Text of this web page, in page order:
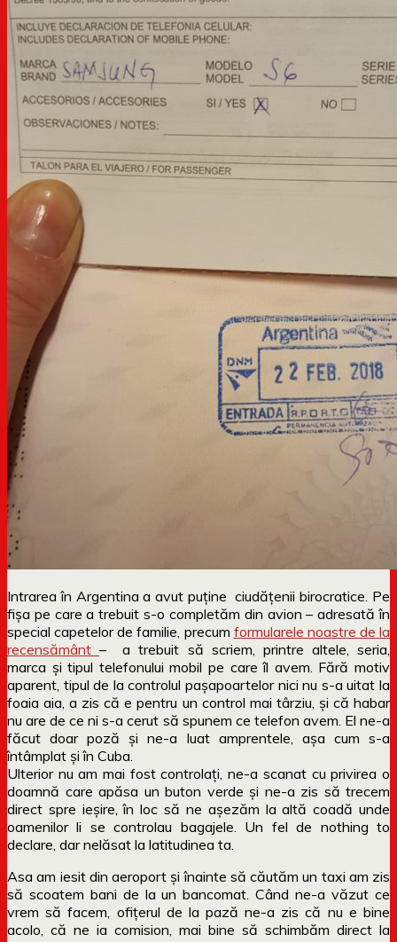
Intrarea în Argentina a avut puține ciudățenii birocratice. Pe
fișa pe care a trebuit s-o completăm din avion – adresată în
special capetelor de familie, precum formularele noastre de la
recensământ– a trebuit să scriem, printre altele, seria,
marca și tipul telefonului mobil pe care îl avem. Fără motiv
aparent, tipul de la controlul pașapoartelor nici nu s-a uitat la
foaia aia, a zis că e pentru un control mai târziu, și că habar
nu are de ce ni s-a cerut să spunem ce telefon avem. El ne-a
făcut doar poză și ne-a luat amprentele, așa cum s-a
întâmplat și în Cuba.
Ulterior nu am mai fost controlați, ne-a scanat cu privirea o
doamnă care apăsa un buton verde și ne-a zis să trecem
direct spre ieșire, în loc să ne așezăm la altă coadă unde
oamenilor li se controlau bagajele. Un fel de nothing to
declare, dar nelăsat la latitudinea ta.
Asa am iesit din aeroport și înainte să căutăm un taxi am zis
să scoatem bani de la un bancomat. Când ne-a văzut ce
vrem să facem, ofițerul de la pază ne-a zis că nu e bine
acolo, că ne ia comision, mai bine să schimbăm direct la